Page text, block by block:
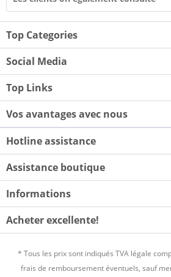
Top Categories
Social Media
Top Links
Vos avantages avec nous
Hotline assistance
Assistance boutique
Informations
Acheter excellente!
* Tous les prix sont indiqués TVA légale
frais de remboursement éventuels, sauf